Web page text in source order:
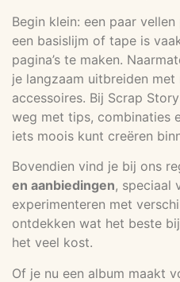
Begin klein: een paar
een basislijm of tape is
pagina’s te maken.
je langzaam uitbreiden met
accessoires. Bij Scrap
weg met tips, combinaties
iets moois kunt creëren
Bovendien vind je bij ons
en aanbiedingen, speciaal
experimenteren met
ontdekken wat het beste
het veel kost.
Of je nu een album maakt